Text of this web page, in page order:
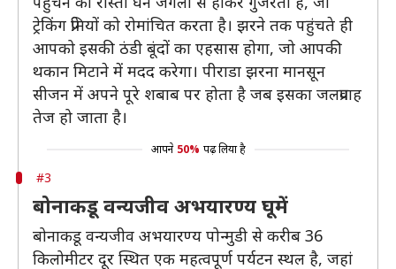
ट्रेकिंग प्रेमियों को रोमांचित करता है। झरने तक पहुंचते ही
आपको इसकी ठंडी बूंदों का एहसास होगा, जो आपकी
थकान मिटाने में मदद करेगा। पीराडा झरना मानसून
सीजन में अपने पूरे शबाब पर होता है जब इसका जलप्रवाह
तेज हो जाता है।
आपने 50% पढ़ लिया है
#3
बोनाकडू वन्यजीव अभयारण्य घूमें
बोनाकडू वन्यजीव अभयारण्य पोन्मुडी से करीब 36
किलोमीटर दूर स्थित एक महत्वपूर्ण पर्यटन स्थल है, जहां